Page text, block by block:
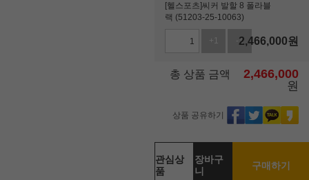
[헬스포츠]씨커 발할 8 폴라블
랙 (51203-25-10063)
+1 -12,466,000원
총 상품 금액 2,466,000
원
상품 공유하기
관심상
품
장바구
니
구매하기